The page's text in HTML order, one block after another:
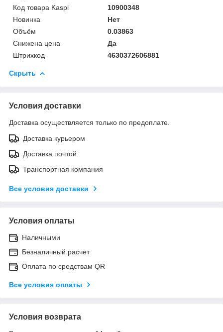
Код товара Kaspi
10900348
Новинка
Нет
Объём
0.03863
Снижена цена
Да
Штрихкод
4630372606881
Скрыть
Условия доставки
Доставка осуществляется только по предоплате.
Доставка курьером
Доставка почтой
Транспортная компания
Все условия доставки
Условия оплаты
Наличными
Безналичный расчет
Оплата по средствам QR
Все условия оплаты
Условия возврата